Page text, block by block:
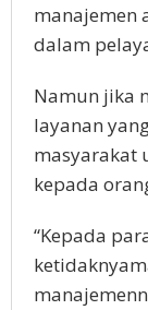
manajemen
dalam
Namun jika
layanan
masyarakat
kepada
“Kepada